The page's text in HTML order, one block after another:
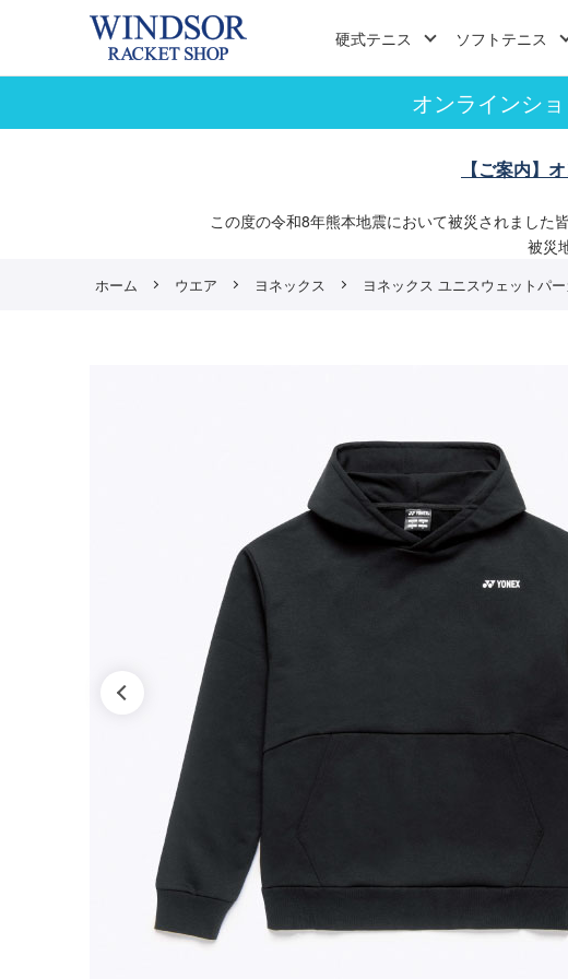
硬式テニス ソフトテニス
オンラインシ
【ご案内】
この度の令和8年熊本地震において被災されました
被災
ホーム ウエア ヨネックス ヨネックス ユニスウェットパ